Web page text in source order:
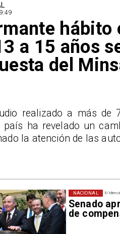
El
Senado
de
NACIONAL
hábito
a 15 años
del
realizado a más de
país ha revelado un
la atención de las